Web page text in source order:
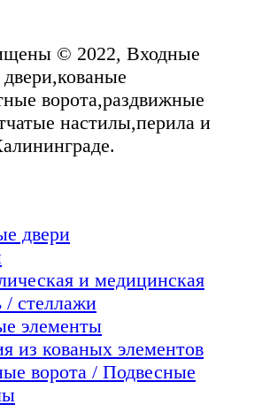
© 2022, Входные
ворота,раздвижные
настилы,перила и
двери
и медицинская
/ стеллажи
элементы
из кованых элементов
ворота / Подвесные